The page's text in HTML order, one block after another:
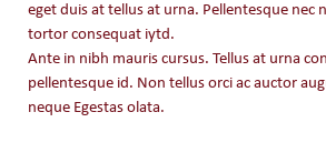
eget duis at tellus at urna. Pellentesque nec
tortor consequat iytd.
Ante in nibh mauris cursus. Tellus at urna
pellentesque id. Non tellus orci ac auctor
neque Egestas olata.